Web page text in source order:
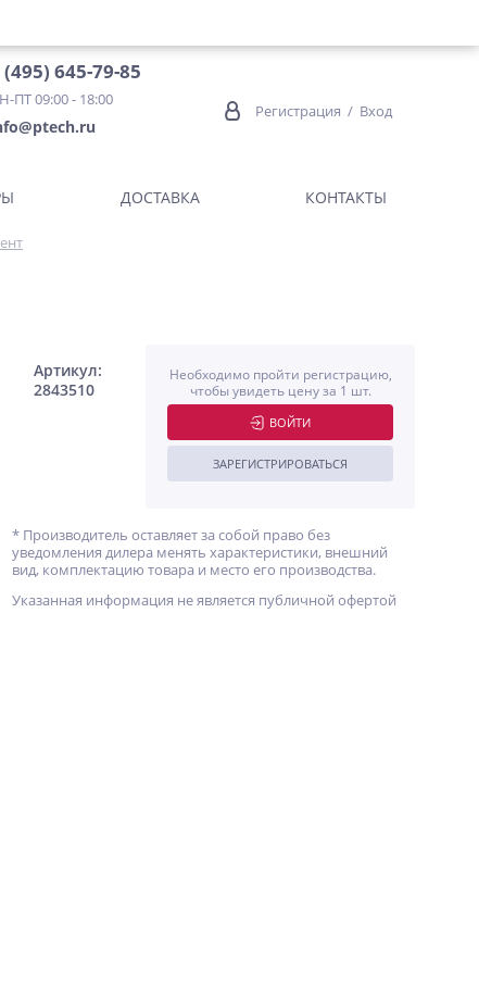
(495) 645-79-85
ПТ 09:00 - 18:00
Регистрация / Вход
ДОСТАВКА КОНТАКТЫ
Артикул:
2843510
Необходимо пройти регистрацию,
чтобы увидеть цену за 1 шт.
ВОЙТИ
ЗАРЕГИСТРИРОВАТЬСЯ
* Производитель оставляет за собой право без
уведомления дилера менять характеристики, внешний
вид, комплектацию товара и место его производства.
Указанная информация не является публичной офертой